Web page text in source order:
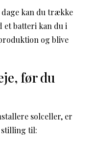
dage kan du trække
et batteri kan du i
og blive
før du
solceller, er
stilling til: